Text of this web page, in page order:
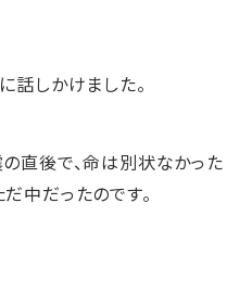
話しかけました。
直後で、命は別状なかった
中だったのです。